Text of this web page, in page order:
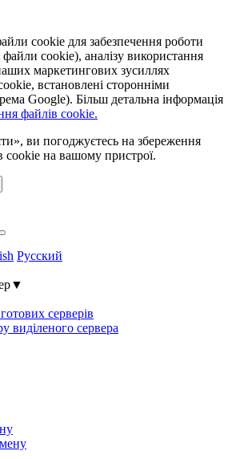
cookie для забезпечення роботи
файли cookie), аналізу використання
маркетингових зусиллях
встановлені сторонніми
Google). Більш детальна інформація
файлів cookie.
ви погоджуєтесь на збереження
cookie на вашому пристрої.
Русский
▼
серверів
виділеного сервера